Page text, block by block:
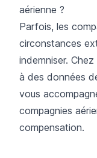
aérienne ?
Parfois, les
circonstances
indemniser.
à des données
vous
compagnies
compensation.